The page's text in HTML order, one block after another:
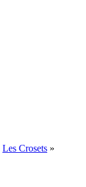
Les Crosets »